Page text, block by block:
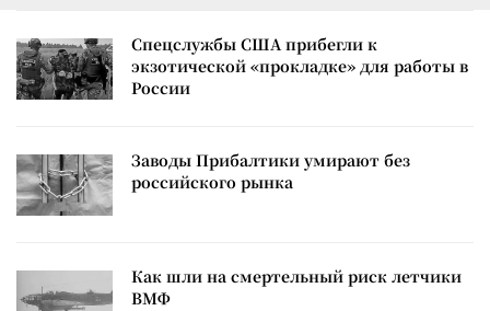
Спецслужбы США прибегли к
экзотической «прокладке» для работы в
России
Заводы Прибалтики умирают без
российского рынка
Как шли на смертельный риск летчики
ВМФ